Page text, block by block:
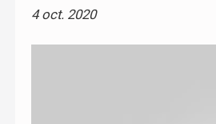
4 oct. 2020